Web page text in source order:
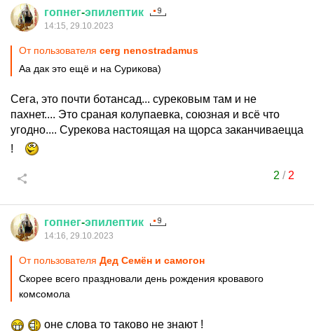
гопнег-эпилептик
14:15, 29.10.2023
От пользователя cerg nenostradamus
Аа дак это ещё и на Сурикова)
Сега, это почти ботансад... сурековым там и не
пахнет.... Это сраная колупаевка, союзная и всё что
угодно.... Сурекова настоящая на щорса заканчиваецца
!
2 / 2
гопнег-эпилептик
14:16, 29.10.2023
От пользователя Дед Семён и самогон
Скорее всего праздновали день рождения кровавого
комсомола
оне слова то таково не знают !